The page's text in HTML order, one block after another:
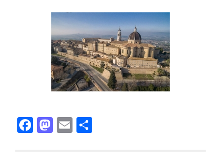
Facebook
Mastodon
Email